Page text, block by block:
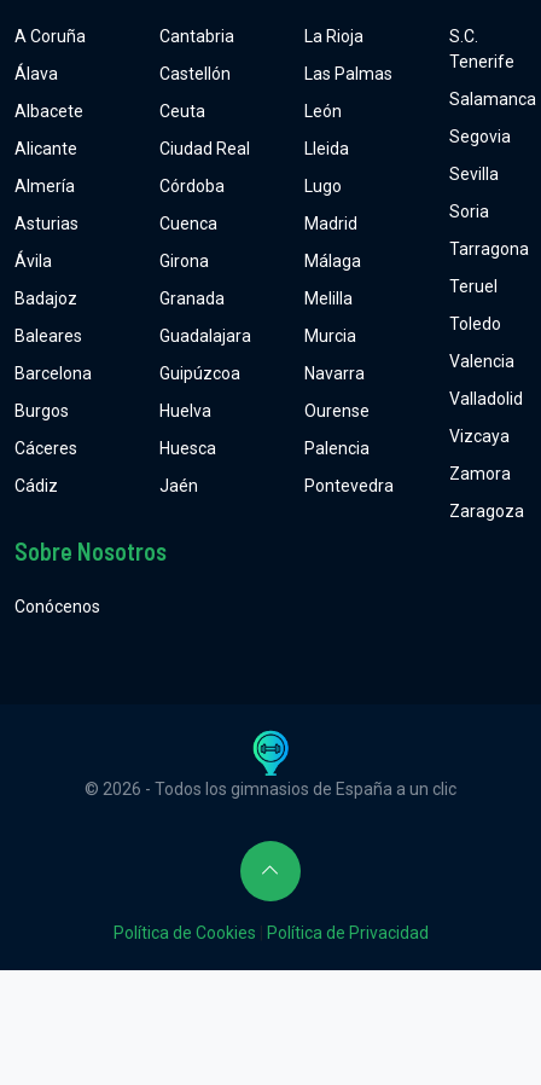
A Coruña
Álava
Albacete
Alicante
Almería
Asturias
Ávila
Badajoz
Baleares
Barcelona
Burgos
Cáceres
Cádiz
Cantabria
Castellón
Ceuta
Ciudad Real
Córdoba
Cuenca
Girona
Granada
Guadalajara
Guipúzcoa
Huelva
Huesca
Jaén
La Rioja
Las Palmas
León
Lleida
Lugo
Madrid
Málaga
Melilla
Murcia
Navarra
Ourense
Palencia
Pontevedra
S.C.
Tenerife
Salamanca
Segovia
Sevilla
Soria
Tarragona
Teruel
Toledo
Valencia
Valladolid
Vizcaya
Zamora
Zaragoza
Sobre Nosotros
Conócenos
© 2026 - Todos los gimnasios de España a un clic
Política de Cookies Política de Privacidad